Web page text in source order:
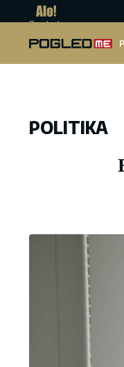
Pogled.me
POLITIKA